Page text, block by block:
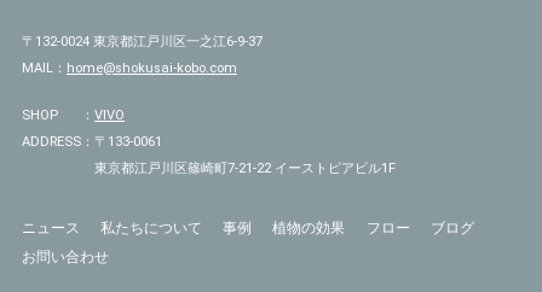
〒132-0024 東京都江戸川区一之江6-9-37
MAIL： home@shokusai-kobo.com
SHOP ： VIVO
ADDRESS： 〒133-0061
東京都江戸川区篠崎町7-21-22 イーストピアビル1F
ニュース 私たちについて 事例 植物の効果 フロー
ブログ
お問い合わせ